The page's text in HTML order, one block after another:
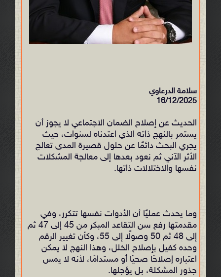
سلامة الدرعاوي
16/12/2025
الحديث عن إصلاح الضمان الاجتماعي لا يجوز أن
يستمر بالنهج ذاته الذي اعتدناه لسنوات، حيث
يجري البحث دائمًا عن حلول قصيرة المدى تعالج
الأثر الآني ثم نعود بعدها إلى معالجة المشكلات
نفسها والاختلالات ذاتها.
وما يحدث عمليًا أن الأدوات نفسها تتكرر، وفي
مقدمتها رفع سن التقاعد المبكر من 45 إلى 47 ثم
إلى 48 ثم 50 وصولًا إلى 55، وكأن تغيير الرقم
وحده كفيل بإصلاح الخلل، وهذا النهج لا يمكن
اعتباره إصلاحًا صحيًا أو مستدامًا، لأنه لا يمس
جذور المشكلة، بل يؤجلها.